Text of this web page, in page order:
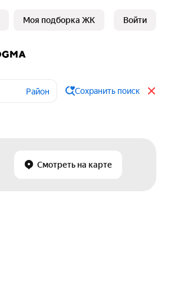
Моя подборка ЖК Войти
Район Сохранить поиск
Смотреть на карте